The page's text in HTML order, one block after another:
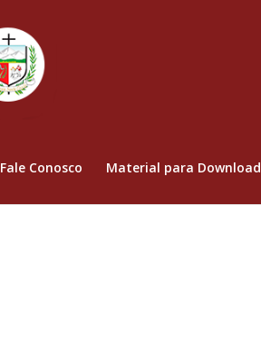
Fale Conosco Material para Download